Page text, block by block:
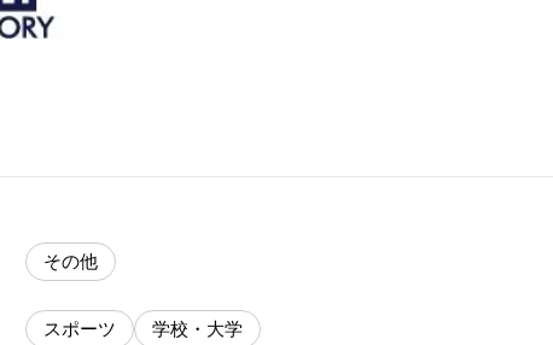
その他
スポーツ 学校・大学